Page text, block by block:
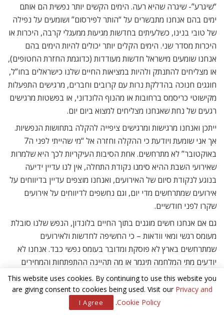
“שיגרע”- שיגרה שהיא רעה. הימים הקשים יותר נפשית הם אותם
ימים בהם אנחנו מתבשרים על “הותר לפירסום” ושומעים על נפילה
של טובי בנינו, כשלעיתים בחדשות מגיעות ממעגלי קרבה, היכרות או
היכרות מסדר שני. הימים הקלים יותר יכולים להיות הימים בהם
אנחנו שומעים מישראל חדשות מעודדות (כדוגמת החזרת החטופים),
או מצליחים להתנתק ולהיות במציאות החיים שלנו כישראלים בחו”ל,
חוגגים חנוכה בהדלקת נרות עם קרובים וחברים, מרגישים התפעלות
מקישוטי כריסמס ברחובות או מהנוף הלונדוני, או בפשטות מרגישים
רגעים של נחת שאנחנו מצליחים למצוא ביום יום.
ייתכן ואנחנו מרגישות ומרגישים ציפייה להקלה בתחושות הנפשיות.
אך אני שומעת ויודעת כי ההקלה וחזרה אל “מי שהייתי לפני ה7
באוקטובר” לא מתרחשים. אחת הסיבות העיקריות לכך היא שלמרות
שאירועי השבת ההיא סימנו נקודת התחלה, אין לנו עדיין ידיעה
בנוגע לנקודת סיום של האירועים, ואנחנו מוצפים עדיין בדיווחים על
אירועים שמתרחשים מדי יום, וגם נחשפים לדיווחים על אירועים
שקרו לפני חודשיים.
גם אם אנחנו חשים מוגנים בתוך החיים בלונדון, הנפש שלנו סובלת
מעומס רגשי ומאי וודאות – כי החשיפה לחדשות ולאירועים
שמתרחשים בארץ לא פוסקת ומדובר בעומס נפשי כבד. אנחנו לא
יודעים מתי המלחמה תיגמר או מה תהיינה ההתפתחות והמחירים
הקשים שישראל תשלם.
אנחנו כישראליות וישראלים חווים ונמשיך לחוות תהליך אבל לאור
האירועים המטלטלים.
This website uses cookies. By continuing to use this website you
are giving consent to cookies being used. Visit our Privacy and
Cookie Policy
.
I Agree